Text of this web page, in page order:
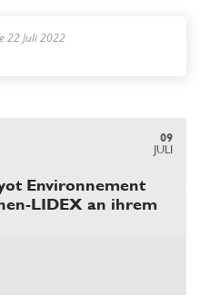
22 Juli 2022
09
JULI
Environnement
LIDEX an ihrem